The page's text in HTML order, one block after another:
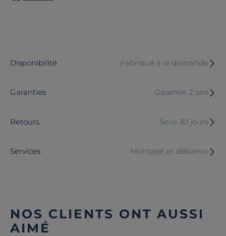
Disponibilité Fabriqué à la demande
Garanties Garantie 2 ans
Retours Sous 30 jours
Services Montage et débarras
NOS CLIENTS ONT AUSSI
AIMÉ